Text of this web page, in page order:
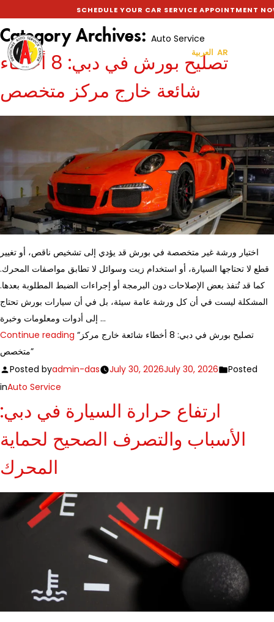
SCHEDULE YOUR CAR SERVICE APPOINTMENT NOW
العربية AR
Category Archives:
Auto Service
تصليح بورش في دبي: 8 أخطاء
شائعة خارج مركز متخصص
اختيار ورشة غير متخصصة في بورش قد يؤدي إلى تشخيص ناقص، أو تغيير
قطع لا تحتاجها السيارة، أو استخدام زيت وسوائل لا تطابق مواصفات المحرك.
كما قد تُنفذ بعض الإصلاحات دون البرمجة أو إجراءات الضبط المطلوبة بعدها.
المشكلة ليست في أن كل ورشة عامة سيئة، بل في أن سيارات بورش تحتاج
إلى أدوات ومعلومات وخبرة …
Continue reading “تصليح بورش في دبي: 8 أخطاء شائعة خارج مركز
متخصص”
Posted byadmin-das July 30, 2026July 30, 2026
Posted
inAuto Service
ارتفاع حرارة السيارة في دبي:
الأسباب والتصرف الصحيح لحماية
المحرك